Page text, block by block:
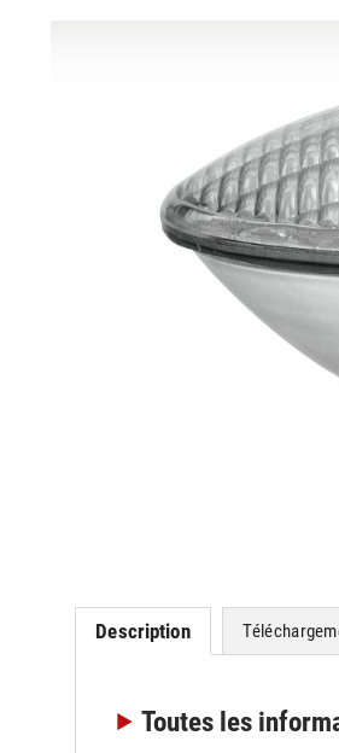
Description
Toutes les